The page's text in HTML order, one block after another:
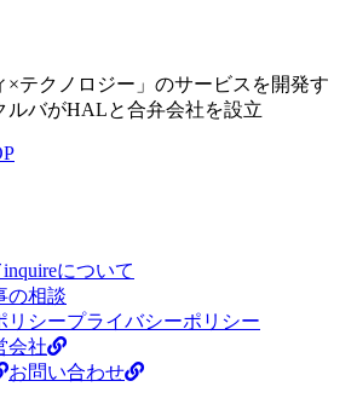
×テクノロジー」のサービスを開発す
ルバがHALと合弁会社を設立
inquireについて
の相談
リシープライバシーポリシー
会社
お問い合わせ